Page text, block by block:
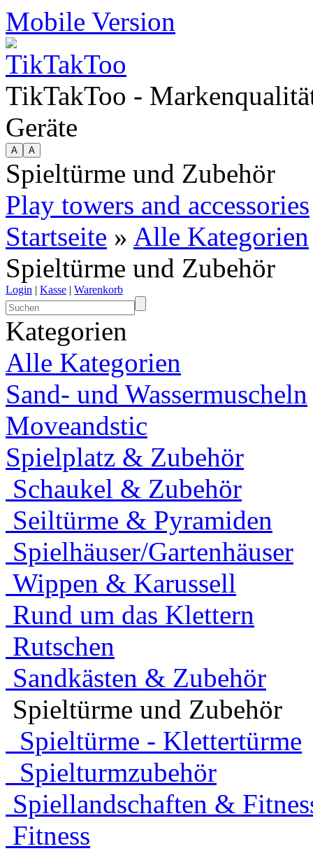
Mobile Version
TikTakToo -
Geräte
Spieltürme und Zubehör
Play towers and accessories
Startseite » Alle Kategorien
Spieltürme und Zubehör
Login | Kasse | Warenkorb
Kategorien
Alle Kategorien
Sand- und Wassermuscheln
Moveandstic
Spielplatz & Zubehör
Schaukel & Zubehör
Seiltürme & Pyramiden
Spielhäuser/Gartenhäuser
Wippen & Karussell
Rund um das Klettern
Rutschen
Sandkästen & Zubehör
Spieltürme und Zubehör
Spieltürme - Klettertürme
Spielturmzubehör
Spiellandschaften &
Fitness